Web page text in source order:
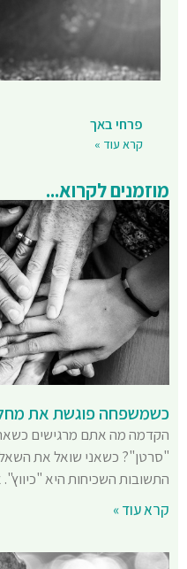
פרחי באך
קרא עוד »
מוזמנים לקרוא...
כשמשפחה פוגשת את
הקדמה מה אתם מרגישים
"סרטן"? כשאני שואל את
התשובות השכיחות היא
קרא עוד »